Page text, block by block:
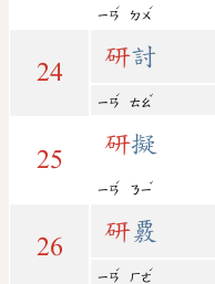
ㄧㄢ
ˊ
ㄉㄨ
ˊ
24
研討
ㄧㄢ
ˊ
ㄊㄠ
ˇ
25
研擬
ㄧㄢ
ˊ
ㄋㄧ
ˇ
26
研覈
ㄧㄢ
ˊ
ㄏㄜ
ˊ